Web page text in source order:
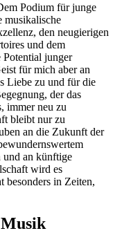
Podium für junge
musikalische
den neugierigen
und dem
Potential junger
für mich aber an
Liebe zu und für die
der das
immer neu zu
bleibt nur zu
an die Zukunft der
und an künftige
wird es
besonders in Zeiten,